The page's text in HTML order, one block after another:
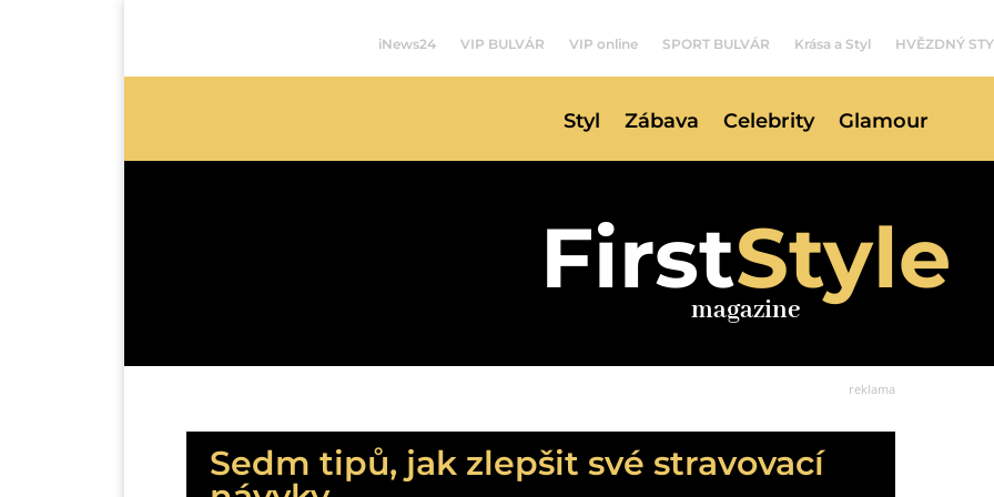
iNews24 VIP BULVÁR VIP online SPORT BULVÁR Krása a Styl HVĚZDNÝ
Styl Zábava Celebrity Glamour
FirstStyle
magazine
reklama
Sedm tipů, jak zlepšit své stravovací